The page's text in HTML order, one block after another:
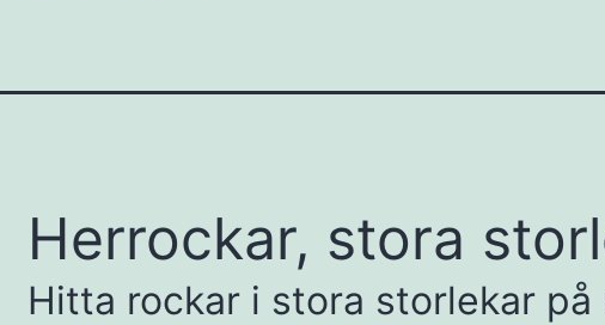
Herrockar, stora
Hitta rockar i stora storlekar på